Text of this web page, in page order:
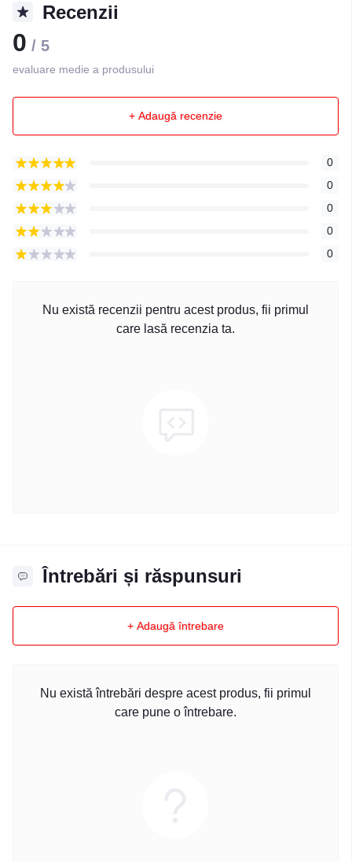
Recenzii
0 / 5
evaluare medie a produsului
+ Adaugă recenzie
0
0
0
0
0
Nu există recenzii pentru acest produs, fii primul
care lasă recenzia ta.
Întrebări și răspunsuri
+ Adaugă întrebare
Nu există întrebări despre acest produs, fii primul
care pune o întrebare.